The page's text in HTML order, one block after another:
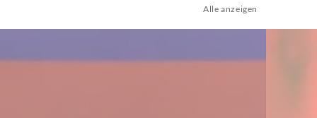
Alle anzeigen